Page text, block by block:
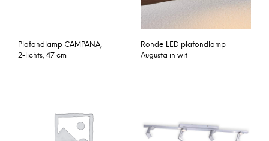
Plafondlamp CAMPANA,
2-lichts, 47 cm
Ronde LED plafondlamp
Augusta in wit